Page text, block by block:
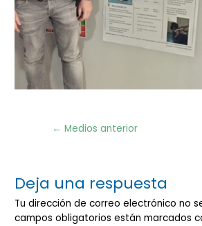
Navegación
← Medios anterior
Deja una respuesta
Tu dirección de correo electrónico no
campos obligatorios están marcados